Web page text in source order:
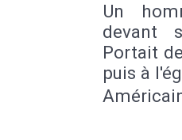
Un
devant
Portait
puis à